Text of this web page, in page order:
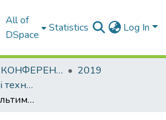
All of
DSpace
Statistics Log In
МАТЕРІАЛИ КОНФЕРЕНЦІЙ
2019
Новітні педагогічні технології у викладанні мов іноземним студентам
Использование мультимедийных технологий в практике преподавания РКИ